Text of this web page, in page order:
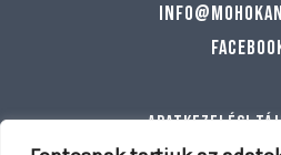
Adatkezelési